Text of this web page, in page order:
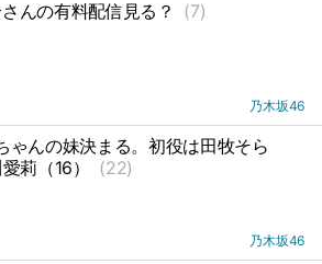
んの有料配信見る？ (7)
乃木坂46
ゃんの妹決まる。初役は田牧そら
莉（16）
(22)
乃木坂46